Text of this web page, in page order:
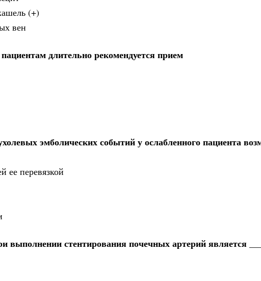
(+)
вен
длительно рекомендуется прием
эмболических событий у ослабленного пациента
ее перевязкой
стентирования почечных артерий является